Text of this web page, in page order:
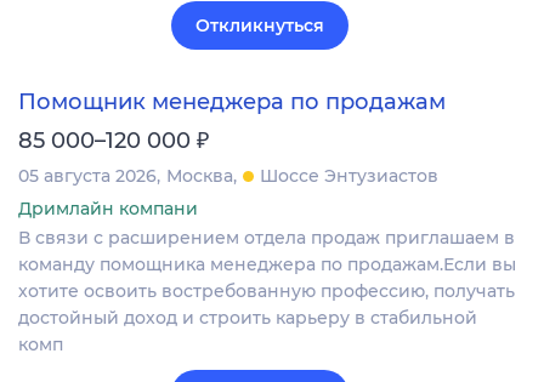
Откликнуться
Помощник менеджера по продажам
85 000–120 000 ₽
05 августа 2026 Москва
Шоссе Энтузиастов
Дримлайн компани
В связи с расширением отдела продаж приглашаем в
команду помощника менеджера по продажам.Если вы
хотите освоить востребованную профессию, получать
достойный доход и строить карьеру в стабильной
комп